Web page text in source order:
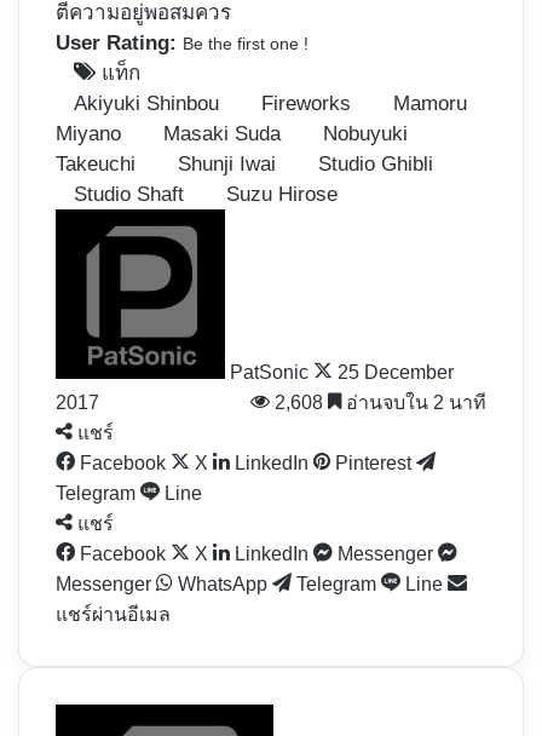
ตีความอยู่พอสมควร
User Rating: Be the first one !
แท็ก
Akiyuki Shinbou
Fireworks
Mamoru
Miyano
Masaki Suda
Nobuyuki
Takeuchi
Shunji Iwai
Studio Ghibli
Studio Shaft
Suzu Hirose
PatSonic
25 December
2017
2,608
อ่านจบใน 2 นาที
แชร์
Facebook
X LinkedIn
Pinterest
Telegram
Line
แชร์
Facebook
X LinkedIn
Messenger
Messenger
WhatsApp Telegram
Line
แชร์ผ่านอีเมล